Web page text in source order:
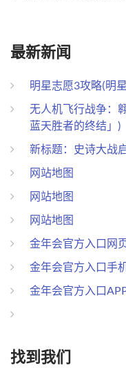
最新新闻
明星志愿3攻略(明
无人机飞行战争：
蓝天胜者的终结」)
新标题：史诗大战
网站地图
网站地图
网站地图
金年会官方入口网
金年会官方入口手
金年会官方入口
找到我们